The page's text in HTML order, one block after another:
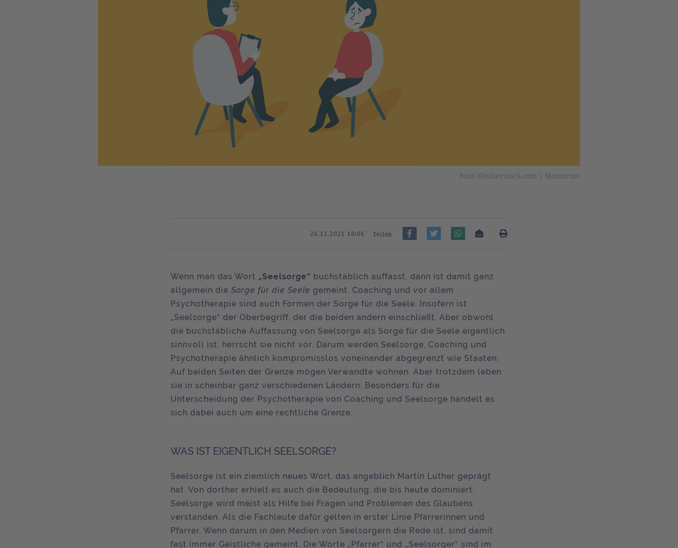
Foto: Shutterstock.com | Mamormo
24.11.2021 18:06 Teilen
Wenn man das Wort „Seelsorge“ buchstäblich auffasst, dann ist damit ganz
allgemein die Sorge für die Seele gemeint. Coaching und vor allem
Psychotherapie sind auch Formen der Sorge für die Seele. Insofern ist
„Seelsorge“ der Oberbegriff, der die beiden andern einschließt. Aber obwohl
die buchstäbliche Auffassung von Seelsorge als Sorge für die Seele eigentlich
sinnvoll ist, herrscht sie nicht vor. Darum werden Seelsorge, Coaching und
Psychotherapie ähnlich kompromisslos voneinander abgegrenzt wie Staaten:
Auf beiden Seiten der Grenze mögen Verwandte wohnen. Aber trotzdem leben
sie in scheinbar ganz verschiedenen Ländern. Besonders für die
Unterscheidung der Psychotherapie von Coaching und Seelsorge handelt es
sich dabei auch um eine rechtliche Grenze.
WAS IST EIGENTLICH SEELSORGE?
Seelsorge ist ein ziemlich neues Wort, das angeblich Martin Luther geprägt
hat. Von dorther erhielt es auch die Bedeutung, die bis heute dominiert:
Seelsorge wird meist als Hilfe bei Fragen und Problemen des Glaubens
verstanden. Als die Fachleute dafür gelten in erster Linie Pfarrerinnen und
Pfarrer. Wenn darum in den Medien von Seelsorgern die Rede ist, sind damit
fast immer Geistliche gemeint. Die Worte „Pfarrer“ und „Seelsorger“ sind im